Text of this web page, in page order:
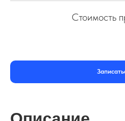
Стоимость